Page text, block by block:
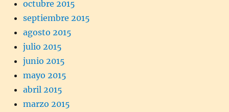
octubre 2015
septiembre 2015
agosto 2015
julio 2015
junio 2015
mayo 2015
abril 2015
marzo 2015